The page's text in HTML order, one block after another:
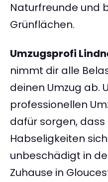
Naturfreunde und
Grünflächen.
Umzugsprofi
nimmt dir alle
deinen Umzug ab.
professionellen
dafür sorgen, dass
Habseligkeiten
unbeschädigt in
Zuhause in